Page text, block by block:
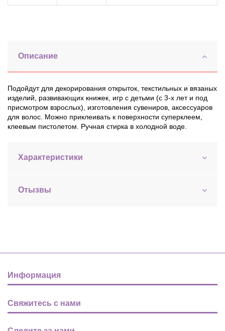
Описание
Подойдут для декорирования открыток, текстильных и вязаных
изделий, развивающих книжек, игр с детьми (с 3-х лет и под
присмотром взрослых), изготовления сувениров, аксессуаров
для волос. Можно приклеивать к поверхности суперклеем,
клеевым пистолетом. Ручная стирка в холодной воде.
Характеристики
Отызвы
Информация
Свяжитесь с нами